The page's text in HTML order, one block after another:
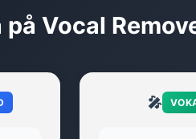
på Vocal
🎤